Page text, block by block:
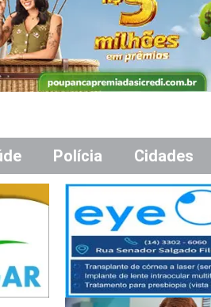
Polícia Cidades